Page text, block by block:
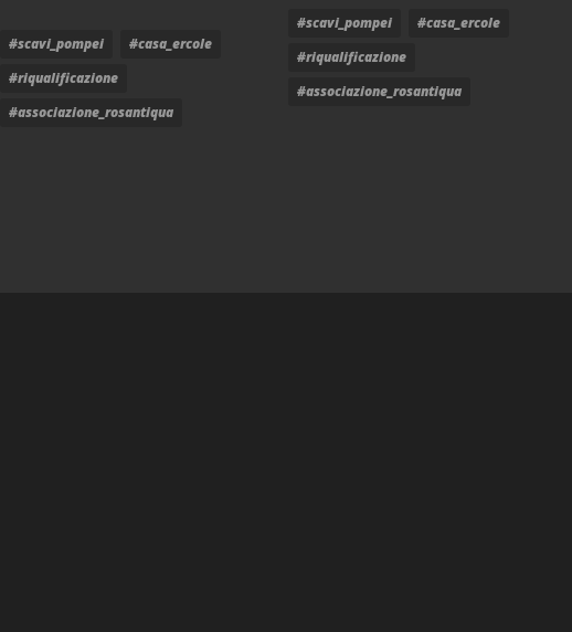
#scavi_pompei
#casa_ercole
#riqualificazione
#associazione_rosantiqua
#scavi_pompei
#casa_ercole
#riqualificazione
#associazione_rosantiqua